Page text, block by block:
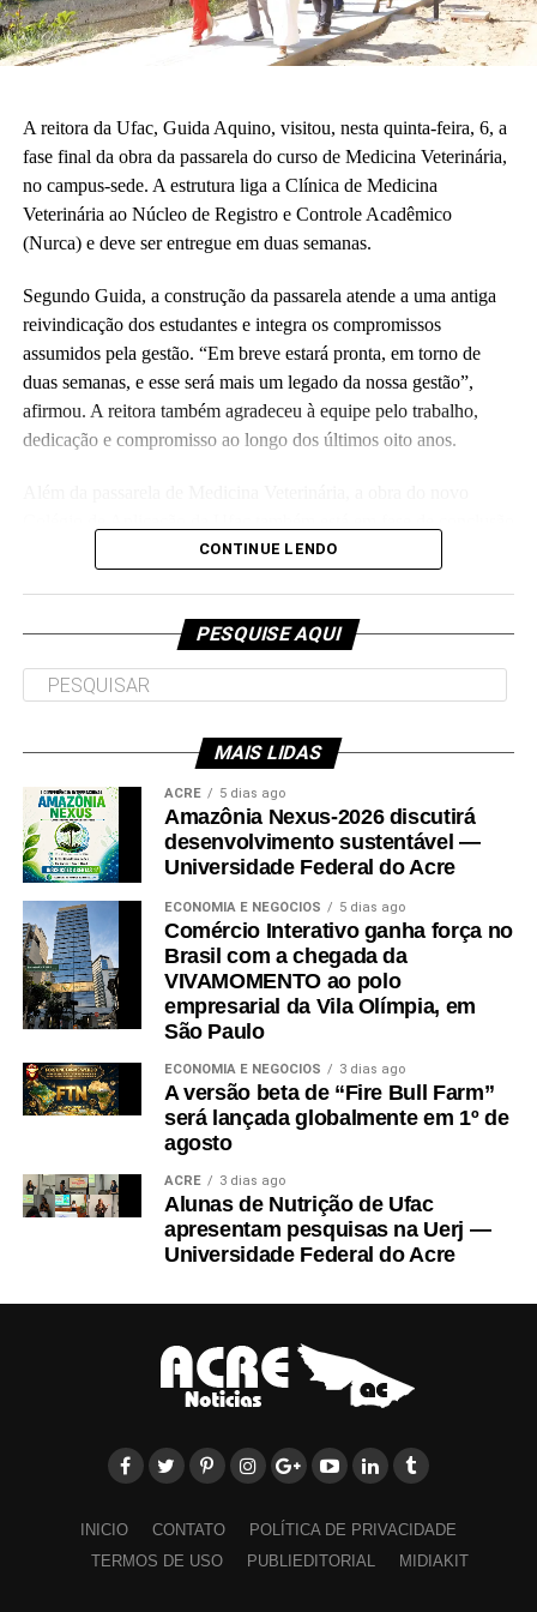
crianças correndo e sendo felizes.”
Também participaram da cerimônia o pró-reitor de Planejamento,
prefeito do campus, Artesson Cruz; além de professores, técnico-
administrativos, estudantes e representantes da construtora
responsável pela obra.
(Fhagner Soares, estagiário Ascom/Ufac)
A reitora da Ufac, Guida Aquino, visitou, nesta quinta-feira, 6, a
fase final da obra da passarela do curso de Medicina Veterinária,
no campus-sede. A estrutura liga a Clínica de Medicina
Veterinária ao Núcleo de Registro e Controle Acadêmico
(Nurca) e deve ser entregue em duas semanas.
Segundo Guida, a construção da passarela atende a uma antiga
reivindicação dos estudantes e integra os compromissos
assumidos pela gestão. “Em breve estará pronta, em torno de
duas semanas, e esse será mais um legado da nossa gestão”,
afirmou. A reitora também agradeceu à equipe pelo trabalho,
dedicação e compromisso ao longo dos últimos oito anos.
e deve ser entregue em breve.CONTINUE LENDO
PESQUISE AQUI
MAIS LIDAS
ACRE 5 dias ago
Amazônia Nexus-2026 discutirá
desenvolvimento sustentável —
Universidade Federal do Acre
ECONOMIA E NEGÓCIOS 5 dias ago
Comércio Interativo ganha força no
Brasil com a chegada da
VIVAMOMENTO ao polo
empresarial da Vila Olímpia, em
São Paulo
ECONOMIA E NEGÓCIOS 3 dias ago
A versão beta de “Fire Bull Farm”
será lançada globalmente em 1º de
agosto
ACRE 3 dias ago
Alunas de Nutrição de Ufac
apresentam pesquisas na Uerj —
Universidade Federal do Acre
INICIO CONTATO
POLÍTICA DE PRIVACIDADE
TERMOS DE USO
PUBLIEDITORIAL MIDIAKIT